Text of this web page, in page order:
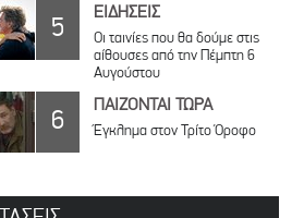
5 ΕΙΔΗΣΕΙΣ
Οι ταινίες που θα δούμε στις
αίθουσες από την Πέμπτη 6
Αυγούστου
6 ΠΑΙΖΟΝΤΑΙ ΤΩΡΑ
Έγκλημα στον Τρίτο Όροφο